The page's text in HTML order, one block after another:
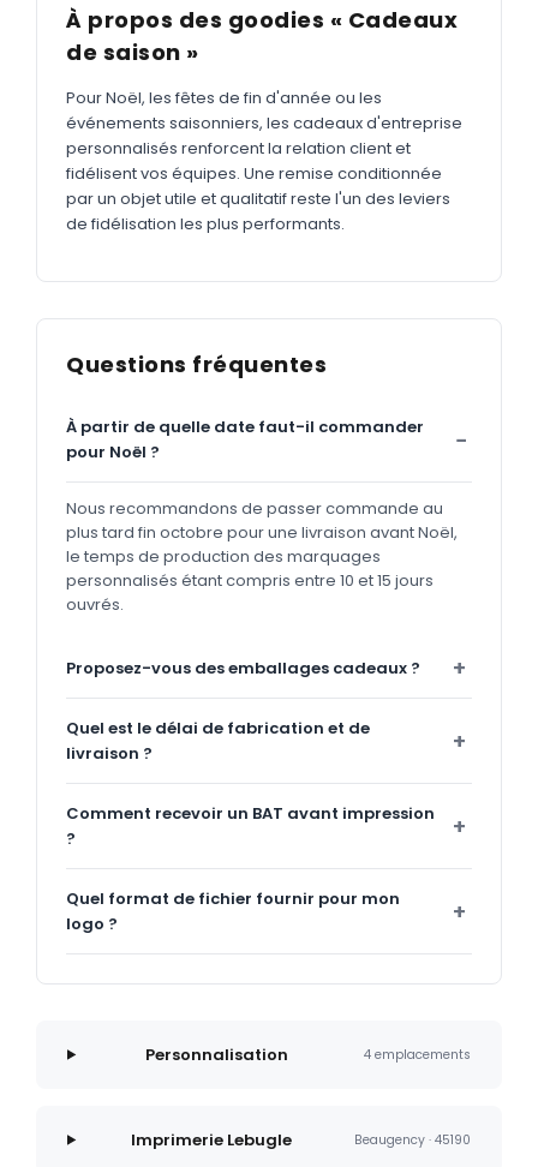
À propos des goodies « Cadeaux
de saison »
Pour Noël, les fêtes de fin d'année ou les
événements saisonniers, les cadeaux d'entreprise
personnalisés renforcent la relation client et
fidélisent vos équipes. Une remise conditionnée
par un objet utile et qualitatif reste l'un des leviers
de fidélisation les plus performants.
Questions fréquentes
À partir de quelle date faut-il commander
pour Noël ?
Nous recommandons de passer commande au
plus tard fin octobre pour une livraison avant Noël,
le temps de production des marquages
personnalisés étant compris entre 10 et 15 jours
ouvrés.
Proposez-vous des emballages cadeaux ?
Quel est le délai de fabrication et de
livraison ?
Comment recevoir un BAT avant impression
?
Quel format de fichier fournir pour mon
logo ?
Personnalisation 4 emplacements
Imprimerie Lebugle Beaugency · 45190